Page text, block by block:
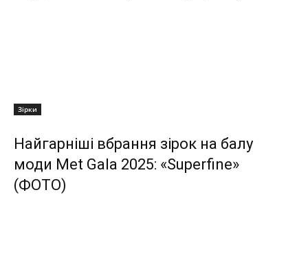
Зірки
Найгарніші вбрання зірок на балу
моди Met Gala 2025: «Superfine»
(ФОТО)